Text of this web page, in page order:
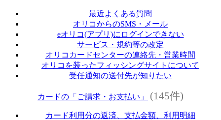
最近よくある質問
オリコからのSMS・メール
eオリコ(アプリ)にログインできない
サービス・規約等の改定
オリコカードセンターの連絡先・営業時間
オリコを装ったフィッシングサイトについて
受任通知の送付先が知りたい
カードの「ご請求・お支払い」 (145件)
カード利用分の返済、支払金額、利用明細